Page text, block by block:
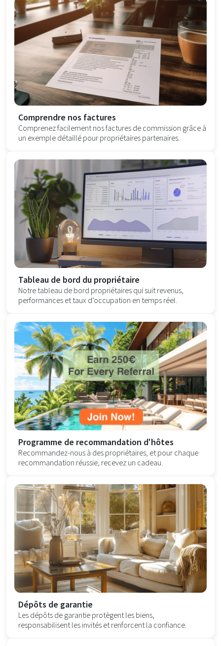
Comprendre nos factures
Comprenez facilement nos factures de commission grâce à
un exemple détaillé pour propriétaires partenaires.
Tableau de bord du propriétaire
Notre tableau de bord propriétaires qui suit revenus,
performances et taux d’occupation en temps réel.
Programme de recommandation d'hôtes
Recommandez-nous à des propriétaires, et pour chaque
recommandation réussie, recevez un cadeau.
Dépôts de garantie
Les dépôts de garantie protègent les biens,
responsabilisent les invités et renforcent la confiance.